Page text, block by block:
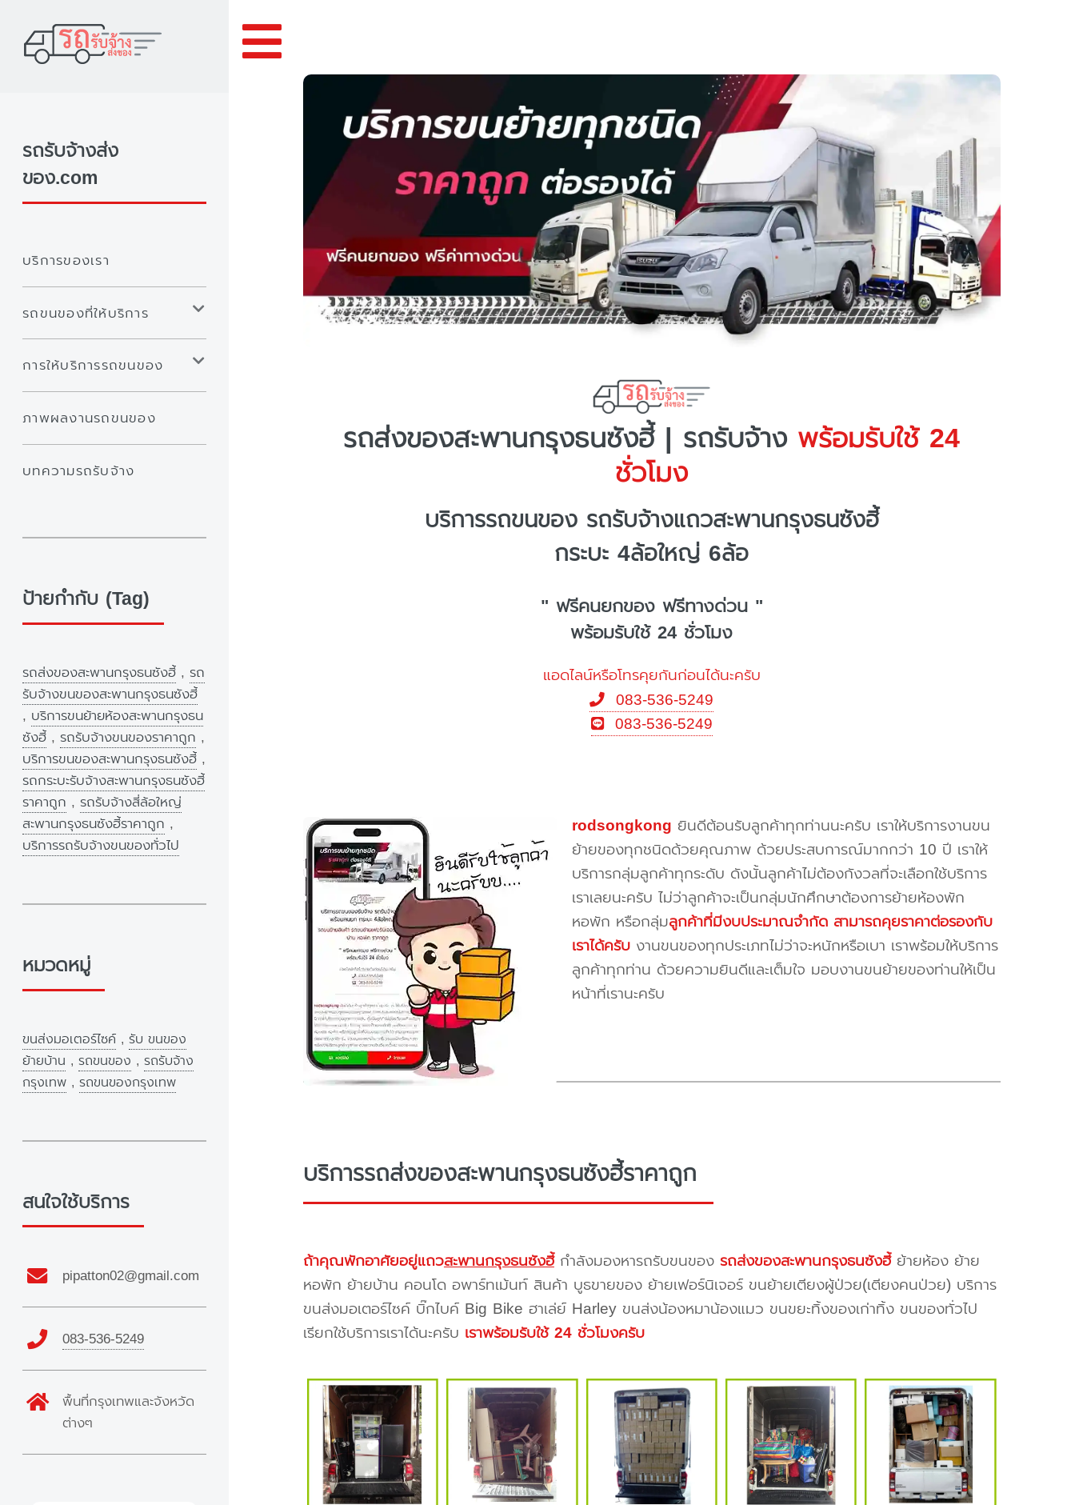
รถส่งของสะพานกรุงธนซังฮี้ | รถรับจ้าง พร้อมรับใช้ 24
ชั่วโมง
บริการรถขนของ รถรับจ้างแถวสะพานกรุงธนซังฮี้
กระบะ 4ล้อใหญ่ 6ล้อ
" ฟรีคนยกของ ฟรีทางด่วน "
พร้อมรับใช้ 24 ชั่วโมง
แอดไลน์หรือโทรคุยกันก่อนได้นะครับ
083-536-5249
083-536-5249
rodsongkong ยินดีต้อนรับลูกค้าทุกท่านนะครับ เราให้บริการงานขน
ย้ายของทุกชนิดด้วยคุณภาพ ด้วยประสบการณ์มากกว่า 10 ปี เราให้
บริการกลุ่มลูกค้าทุกระดับ ดังนั้นลูกค้าไม่ต้องกังวลที่จะเลือกใช้บริการ
เราเลยนะครับ ไม่ว่าลูกค้าจะเป็นกลุ่มนักศึกษาต้องการย้ายห้องพัก
หอพัก หรือกลุ่มลูกค้าที่มีงบประมาณจำกัด สามารถคุยราคาต่อรองกับ
เราได้ครับงานขนของทุกประเภทไม่ว่าจะหนักหรือเบา เราพร้อมให้บริการ
ลูกค้าทุกท่าน ด้วยความยินดีและเต็มใจ มอบงานขนย้ายของท่านให้เป็น
หน้าที่เรานะครับ
บริการรถส่งของสะพานกรุงธนซังฮี้ราคาถูก
ถ้าคุณพักอาศัยอยู่แถวสะพานกรุงธนซังฮี้กำลังมองหารถรับขนของ รถส่งของสะพานกรุงธนซังฮี้ย้ายห้อง ย้าย
หอพัก ย้ายบ้าน คอนโด อพาร์ทเม้นท์ สินค้า บูธขายของ ย้ายเฟอร์นิเจอร์ ขนย้ายเตียงผู้ป่วย(เตียงคนป่วย) บริการ
ขนส่งมอเตอร์ไซค์ บิ๊กไบค์ Big Bike ฮาเล่ย์ Harley ขนส่งน้องหมาน้องแมว ขนขยะทิ้งของเก่าทิ้ง ขนของทั่วไป
เรียกใช้บริการเราได้นะครับ เราพร้อมรับใช้ 24 ชั่วโมงครับ
รถรับจ้างส่ง
ของ.com
บริการของเรา
รถขนของที่ให้บริการ
การให้บริการรถขนของ
ภาพผลงานรถขนของ
บทความรถรับจ้าง
ป้ายกำกับ (Tag)
รถส่งของสะพานกรุงธนซังฮี้ , รถ
รับจ้างขนของสะพานกรุงธนซังฮี้
, บริการขนย้ายห้องสะพานกรุงธน
ซังฮี้ , รถรับจ้างขนของราคาถูก ,
บริการขนของสะพานกรุงธนซังฮี้ ,
รถกระบะรับจ้างสะพานกรุงธนซังฮี้
ราคาถูก , รถรับจ้างสี่ล้อใหญ่
สะพานกรุงธนซังฮี้ราคาถูก ,
บริการรถรับจ้างขนของทั่วไป
หมวดหมู่
ขนส่งมอเตอร์ไซค์ , รับ ขนของ
ย้ายบ้าน , รถขนของ , รถรับจ้าง
กรุงเทพ , รถขนของกรุงเทพ
สนใจใช้บริการ
pipatton02@gmail.com
083-536-5249
พื้นที่กรุงเทพและจังหวัด
ต่างๆ